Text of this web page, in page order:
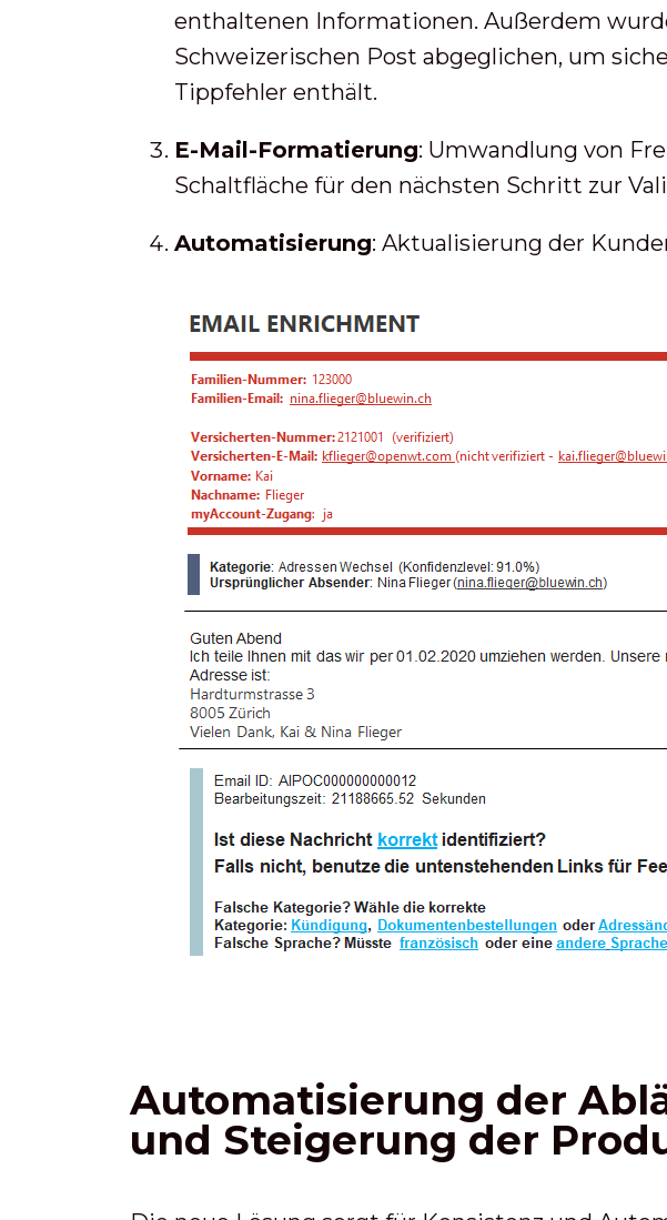
enthaltenen Informationen. Außerdem
Schweizerischen Post abgeglichen, um
Tippfehler enthält.
E-Mail-Formatierung: Umwandlung von
Schaltfläche für den nächsten Schritt zur
Automatisierung: Aktualisierung der
Automatisierung der
und Steigerung der